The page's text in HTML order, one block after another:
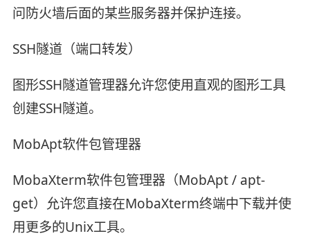
问防火墙后面的某些服务器并保护连接。
SSH隧道（端口转发）
图形SSH隧道管理器允许您使用直观的图形工具
创建SSH隧道。
MobApt软件包管理器
MobaXterm软件包管理器（MobApt / apt-
get）允许您直接在MobaXterm终端中下载并使
用更多的Unix工具。